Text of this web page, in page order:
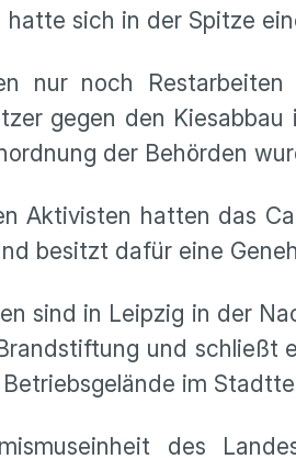
hatte sich in der Spitze
nur noch
gegen den
der Behörden
Aktivisten hatten das
besitzt dafür eine
sind in Leipzig in der
und schließt
im
des